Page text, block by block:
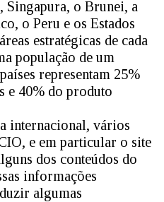
Singapura, o Brunei, a
o Peru e os Estados
estratégicas de cada
população de um
representam 25%
e 40% do produto
internacional, vários
e em particular o site
dos conteúdos do
informações
algumas